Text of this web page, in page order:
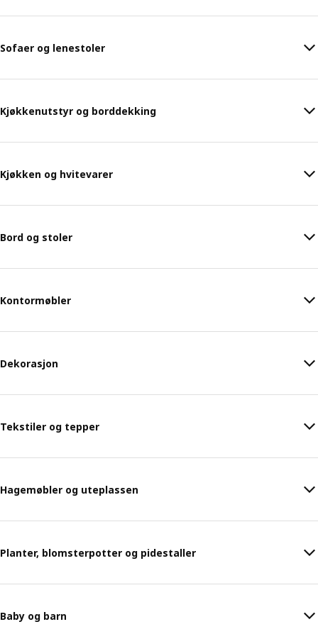
Sofaer og lenestoler
Kjøkkenutstyr og borddekking
Kjøkken og hvitevarer
Bord og stoler
Kontormøbler
Dekorasjon
Tekstiler og tepper
Hagemøbler og uteplassen
Planter, blomsterpotter og pidestaller
Baby og barn